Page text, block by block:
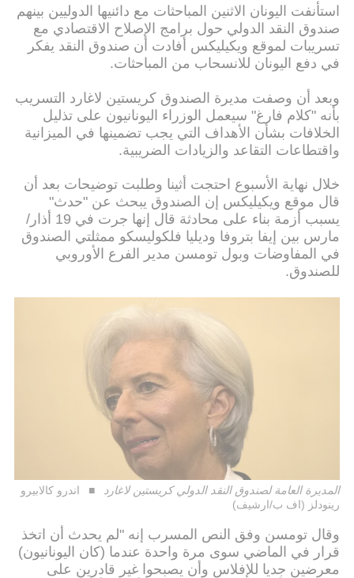
استأنفت اليونان الاثنين المباحثات مع دائنيها الدوليين بينهم
صندوق النقد الدولي حول برامج الإصلاح الاقتصادي مع
تسريبات لموقع ويكيليكس أفادت أن صندوق النقد يفكر
في دفع اليونان للانسحاب من المباحثات.
وبعد أن وصفت مديرة الصندوق كريستين لاغارد التسريب
بأنه "كلام فارغ" سيعمل الوزراء اليونانيون على تذليل
الخلافات بشأن الأهداف التي يجب تضمينها في الميزانية
واقتطاعات التقاعد والزيادات الضريبية.
خلال نهاية الأسبوع احتجت أثينا وطلبت توضيحات بعد أن
قال موقع ويكيليكس إن الصندوق يبحث عن "حدث"
يسبب أزمة بناء على محادثة قال إنها جرت في 19 أذار/
مارس بين إيفا بتروفا وديليا فلكوليسكو ممثلتي الصندوق
في المفاوضات وبول تومسن مدير الفرع الأوروبي
للصندوق.
المديرة العامة لصندوق النقد الدولي كريستين لاغارد
اندرو كالابيرو
رينودلز (اف ب/ارشيف)
وقال تومسن وفق النص المسرب إنه "لم يحدث أن اتخذ
قرار في الماضي سوى مرة واحدة عندما (كان اليونانيون)
معرضين جديا للإفلاس وأن يصبحوا غير قادرين على